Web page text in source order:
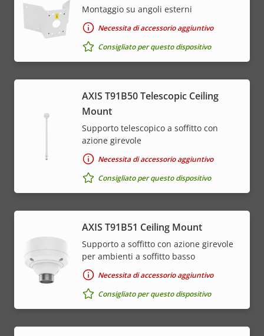
Montaggio su angoli esterni
Necessita di accessorio aggiuntivo
Consigliato per questo dispositivo
AXIS T91B50 Telescopic Ceiling
Mount
Supporto telescopico a soffitto con
azione girevole
Necessita di accessorio aggiuntivo
Consigliato per questo dispositivo
AXIS T91B51 Ceiling Mount
Supporto a soffitto con azione girevole
per ambienti a soffitto basso
Necessita di accessorio aggiuntivo
Consigliato per questo dispositivo